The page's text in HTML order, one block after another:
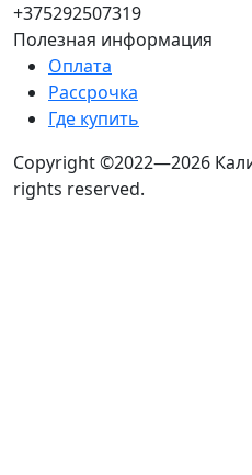
+375292507319
Полезная информация
Оплата
Рассрочка
Где купить
Copyright ©2022—2026
rights reserved.